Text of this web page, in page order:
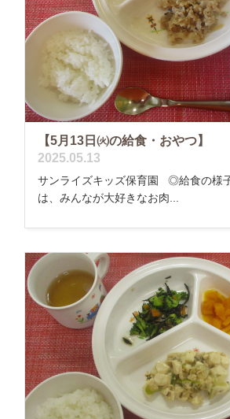
【5月13日㈫の給食・おやつ】
2025.05.13
サンライズキッズ保育園 ◎給食の様
は、みんなが大好きなお肉...